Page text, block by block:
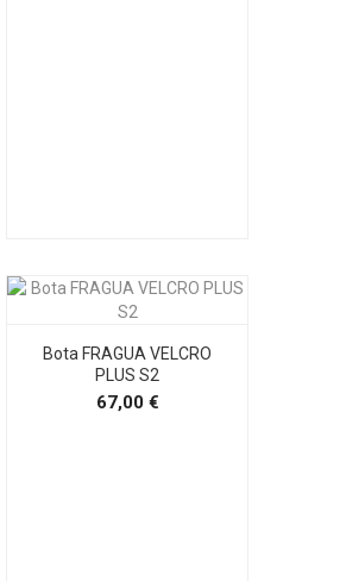
Bota FRAGUA VELCRO
PLUS S2
67,00 €Precio